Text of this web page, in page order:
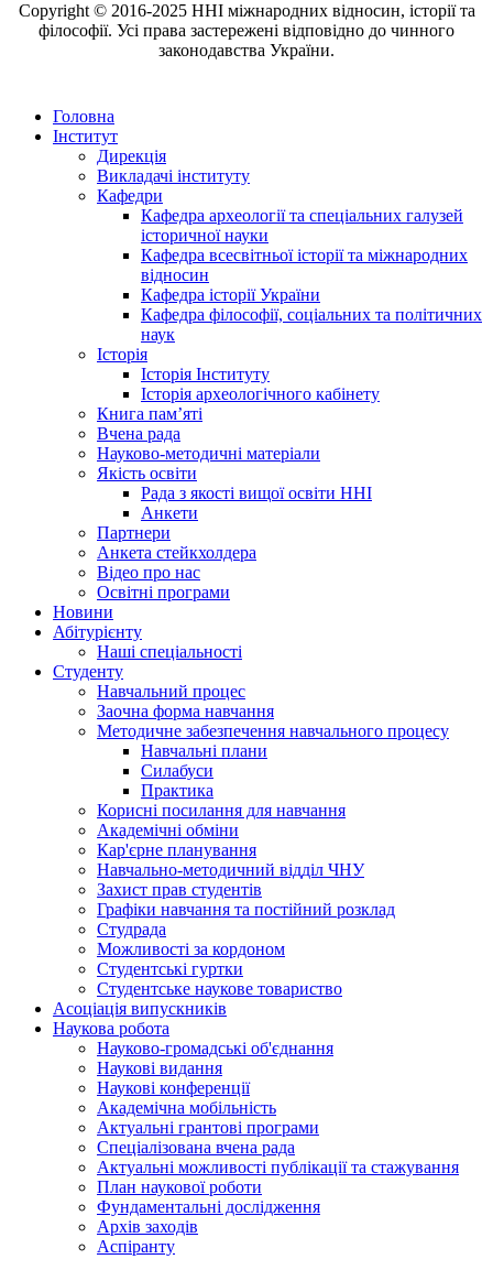
Copyright © 2016-2025 ННІ міжнародних відносин, історії та
філософії. Усі права застережені відповідно до чинного
законодавства України.
Головна
Інститут
Дирекція
Викладачі інституту
Кафедри
Кафедра археології та спеціальних галузей
історичної науки
Кафедра всесвітньої історії та міжнародних
відносин
Кафедра історії України
Кафедра філософії, соціальних та політичних
наук
Історія
Історія Інституту
Історія археологічного кабінету
Книга памʼяті
Вчена рада
Науково-методичні матеріали
Якість освіти
Рада з якості вищої освіти ННІ
Анкети
Партнери
Анкета стейкхолдера
Відео про нас
Освітні програми
Hовини
Абітурієнту
Наші спеціальності
Студенту
Навчальний процес
Заочна форма навчання
Методичне забезпечення навчального процесу
Навчальні плани
Силабуси
Практика
Корисні посилання для навчання
Академічні обміни
Кар'єрне планування
Навчально-методичний відділ ЧНУ
Захист прав студентів
Графіки навчання та постійний розклад
Студрада
Можливості за кордоном
Студентські гуртки
Студентське наукове товариство
Асоціація випускників
Наукова робота
Науково-громадські об'єднання
Наукові видання
Наукові конференції
Академічна мобільність
Актуальні грантові програми
Спеціалізована вчена рада
Актуальні можливості публікації та стажування
План наукової роботи
Фундаментальні дослідження
Архів заходів
Аспіранту